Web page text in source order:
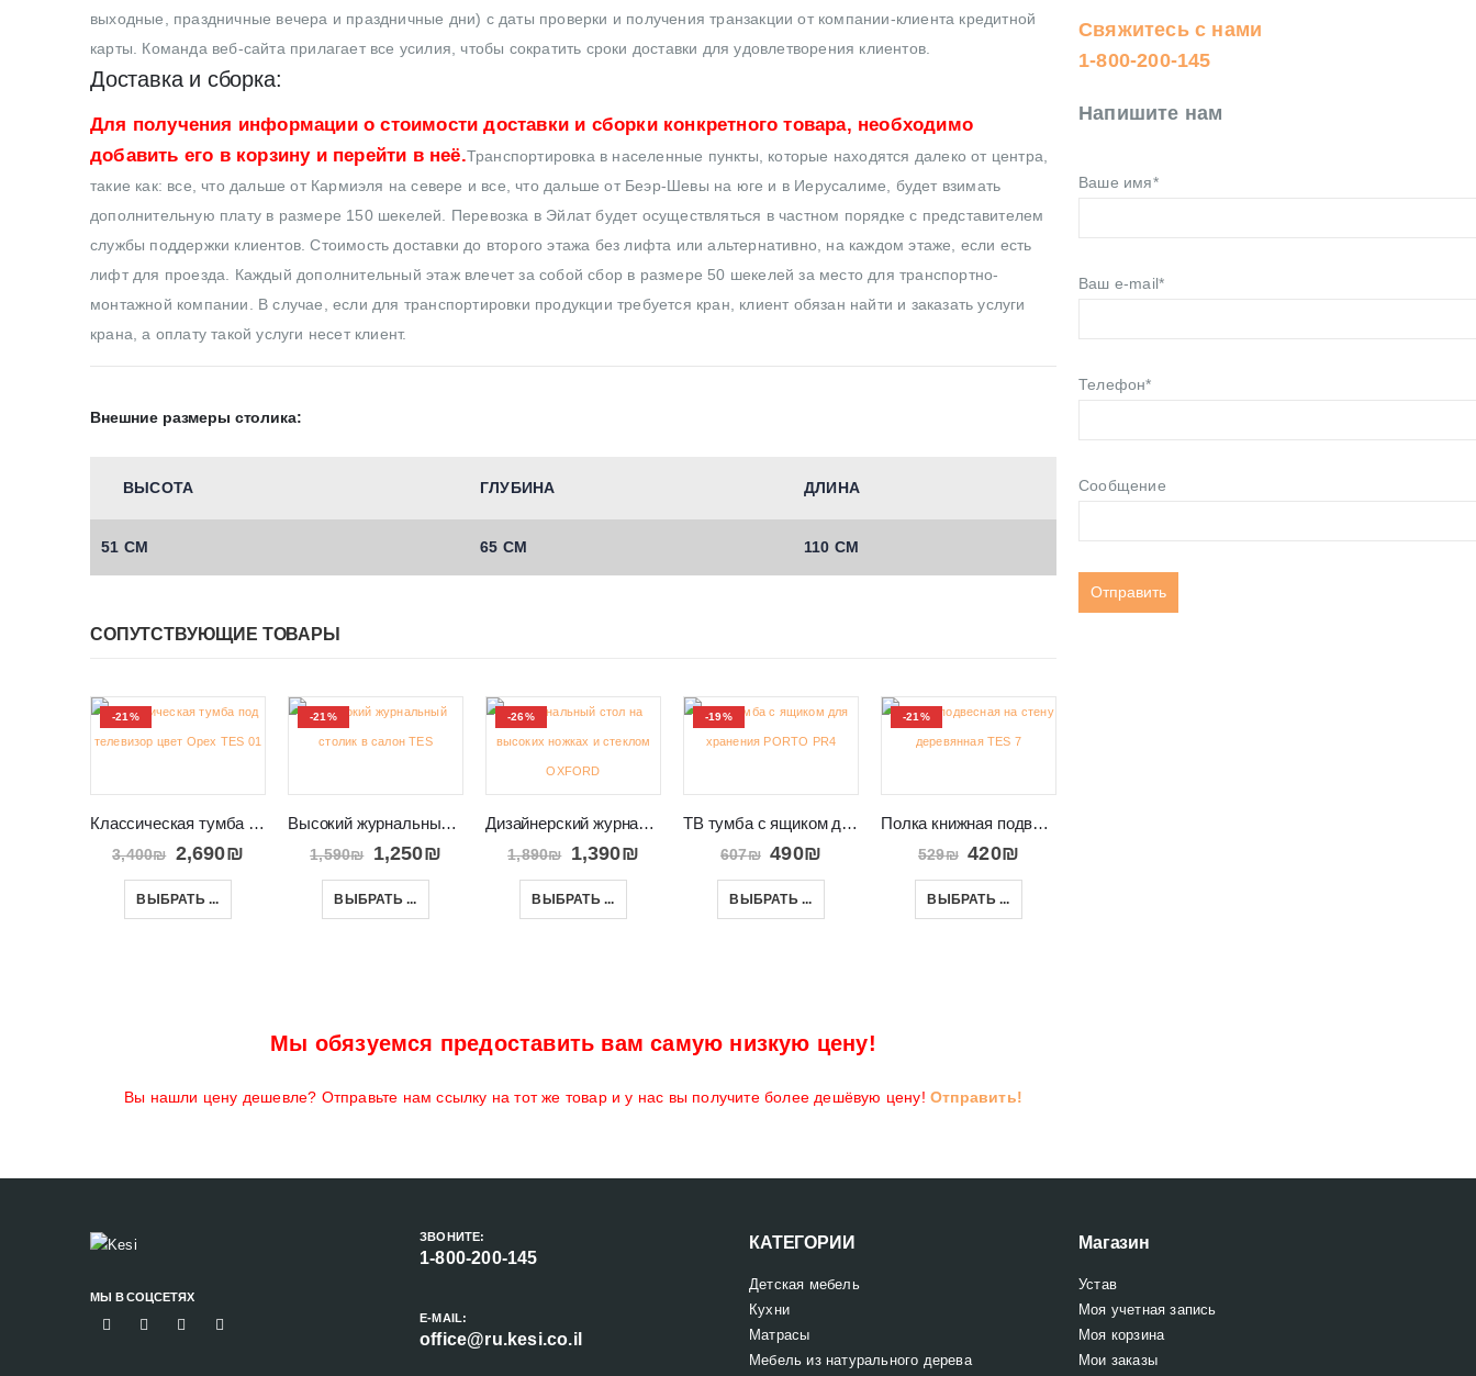
выходные, праздничные вечера и праздничные дни) с даты проверки и получения транзакции от компании-клиента кредитной
карты. Команда веб-сайта прилагает все усилия, чтобы сократить сроки доставки для удовлетворения клиентов.
Доставка и сборка:
Для получения информации о стоимости доставки и сборки конкретного товара, необходимо
добавить его в корзину и перейти в неё.Транспортировка в населенные пункты, которые находятся далеко от центра,
такие как: все, что дальше от Кармиэля на севере и все, что дальше от Беэр-Шевы на юге и в Иерусалиме, будет взимать
дополнительную плату в размере 150 шекелей. Перевозка в Эйлат будет осуществляться в частном порядке с представителем
службы поддержки клиентов. Стоимость доставки до второго этажа без лифта или альтернативно, на каждом этаже, если есть
лифт для проезда. Каждый дополнительный этаж влечет за собой сбор в размере 50 шекелей за место для транспортно-
монтажной компании. В случае, если для транспортировки продукции требуется кран, клиент обязан найти и заказать услуги
крана, а оплату такой услуги несет клиент.
Внешние размеры столика:
ВЫСОТА ГЛУБИНА ДЛИНА
51 СМ 65 СМ 110 СМ
СОПУТСТВУЮЩИЕ ТОВАРЫ
-21%
Классическая тумба под телевизор в Израиле TES 01
3,400₪ 2,690₪
ВЫБРАТЬ ...
-21%
Высокий журнальный столик в салон TES 8
1,590₪ 1,250₪
ВЫБРАТЬ ...
-26%
Дизайнерский журнальный столик с ящиком и полкой OXFORD
1,890₪ 1,390₪
ВЫБРАТЬ ...
-19%
ТВ тумба с ящиком для хранения в салон PORTO PR4c
607₪ 490₪
ВЫБРАТЬ ...
-21%
Полка книжная подвесная в салон TES 7
529₪ 420₪
ВЫБРАТЬ ...
Мы обязуемся предоставить вам самую низкую цену!
Вы нашли цену дешевле? Отправьте нам ссылку на тот же товар и у нас вы получите более дешёвую цену! Отправить!
Свяжитесь с нами
1-800-200-145
Напишите нам
Ваше имя*
Ваш e-mail*
Телефон*
Сообщение
МЫ В СОЦСЕТЯХ
ЗВОНИТЕ:
1-800-200-145
E-MAIL:
office@ru.kesi.co.il
КАТЕГОРИИ
Детская мебель
Кухни
Матрасы
Мебель из натурального дерева
Магазин
Устав
Моя учетная запись
Моя корзина
Мои заказы